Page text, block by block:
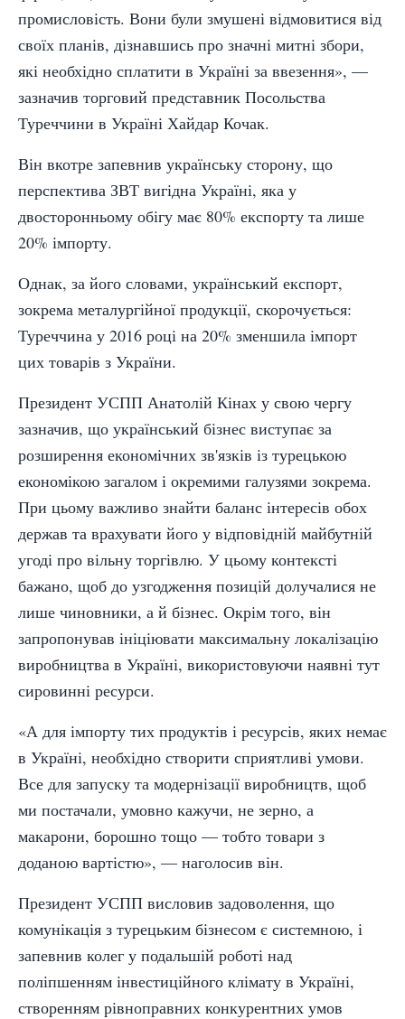
промисловість. Вони були змушені відмовитися від
своїх планів, дізнавшись про значні митні збори,
які необхідно сплатити в Україні за ввезення», —
зазначив торговий представник Посольства
Туреччини в Україні Хайдар Кочак.
Він вкотре запевнив українську сторону, що
перспектива ЗВТ вигідна Україні, яка у
двосторонньому обігу має 80% експорту та лише
20% імпорту.
Однак, за його словами, український експорт,
зокрема металургійної продукції, скорочується:
Туреччина у 2016 році на 20% зменшила імпорт
цих товарів з України.
Президент УСПП Анатолій Кінах у свою чергу
зазначив, що український бізнес виступає за
розширення економічних зв'язків із турецькою
економікою загалом і окремими галузями зокрема.
При цьому важливо знайти баланс інтересів обох
держав та врахувати його у відповідній майбутній
угоді про вільну торгівлю. У цьому контексті
бажано, щоб до узгодження позицій долучалися не
лише чиновники, а й бізнес. Окрім того, він
запропонував ініціювати максимальну локалізацію
виробництва в Україні, використовуючи наявні тут
сировинні ресурси.
«А для імпорту тих продуктів і ресурсів, яких немає
в Україні, необхідно створити сприятливі умови.
Все для запуску та модернізації виробництв, щоб
ми постачали, умовно кажучи, не зерно, а
макарони, борошно тощо — тобто товари з
доданою вартістю», — наголосив він.
Президент УСПП висловив задоволення, що
комунікація з турецьким бізнесом є системною, і
запевнив колег у подальшій роботі над
поліпшенням інвестиційного клімату в Україні,
створенням рівноправних конкурентних умов